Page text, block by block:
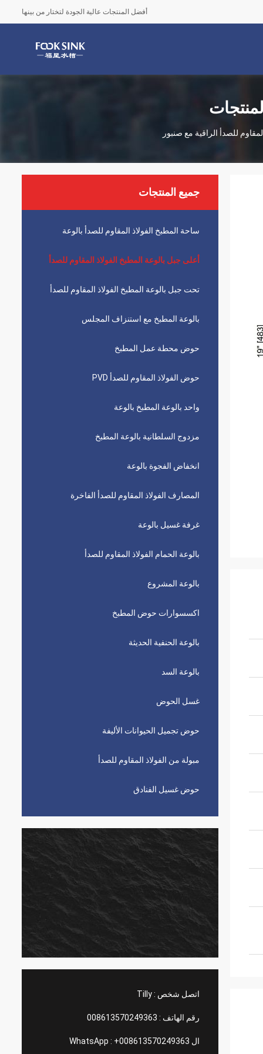
أفضل المنتجات عالية الجودة لتختار من بينها
للصدأ الراقية مع صنبور
جميع المنتجات
ساحة المطبخ الفولاذ المقاوم للصدأ بالوعة
أعلى جبل بالوعة المطبخ الفولاذ المقاوم للصدأ
تحت جبل بالوعة المطبخ الفولاذ المقاوم للصدأ
بالوعة المطبخ مع استنزاف المجلس
حوض محطة عمل المطبخ
حوض الفولاذ المقاوم للصدأ PVD
واحد بالوعة المطبخ بالوعة
مزدوج السلطانية بالوعة المطبخ
انخفاض الفجوة بالوعة
المصارف الفولاذ المقاوم للصدأ الفاخرة
غرفة غسيل بالوعة
بالوعة الحمام الفولاذ المقاوم للصدأ
بالوعة المشروع
اكسسوارات حوض المطبخ
بالوعة الحنفية الحديثة
بالوعة السد
غسل الحوض
حوض تجميل الحيوانات الأليفة
مبولة من الفولاذ المقاوم للصدأ
حوض غسيل الفنادق
اتصل شخص :Tilly
رقم الهاتف : 008613570249363
ال WhatsApp : +008613570249363